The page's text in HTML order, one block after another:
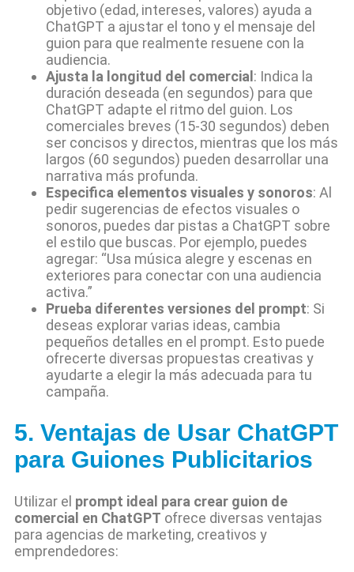
objetivo (edad, intereses, valores) ayuda a
ChatGPT a ajustar el tono y el mensaje del
guion para que realmente resuene con la
audiencia.
Ajusta la longitud del comercial : Indica la
duración deseada (en segundos) para que
ChatGPT adapte el ritmo del guion. Los
comerciales breves (15-30 segundos) deben
ser concisos y directos, mientras que los más
largos (60 segundos) pueden desarrollar una
narrativa más profunda.
Especifica elementos visuales y sonoros: Al
pedir sugerencias de efectos visuales o
sonoros, puedes dar pistas a ChatGPT sobre
el estilo que buscas. Por ejemplo, puedes
agregar: “Usa música alegre y escenas en
exteriores para conectar con una audiencia
activa.”
Prueba diferentes versiones del prompt: Si
deseas explorar varias ideas, cambia
pequeños detalles en el prompt. Esto puede
ofrecerte diversas propuestas creativas y
ayudarte a elegir la más adecuada para tu
campaña.
5. Ventajas de Usar ChatGPT
para Guiones Publicitarios
Utilizar el prompt ideal para crear guion de
comercial en ChatGPT ofrece diversas ventajas
para agencias de marketing, creativos y
emprendedores: